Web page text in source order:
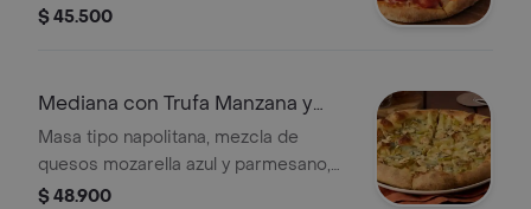
tocineta, mozzarella,
$ 45.500
Mediana con Trufa Manzana y
Tres Quesos
Masa tipo napolitana, mezcla de
quesos mozarella azul y parmesano,
con trufa, manzana verde
$ 48.900